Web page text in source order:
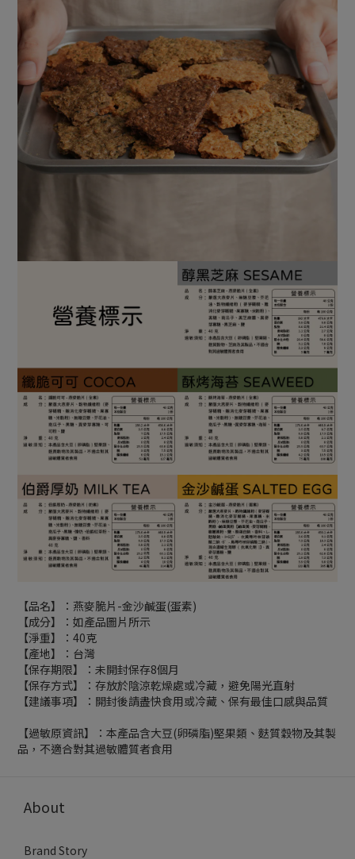
【品名】：燕麥脆片-金沙鹹蛋(蛋素)
【成分】：如產品圖片所示
【淨重】：40克
【產地】：台灣
【保存期限】：未開封保存8個月
【保存方式】：存放於陰涼乾燥處或冷藏，避免陽光直射
【建議事項】：開封後請盡快食用或冷藏、保有最佳口感與品質
【過敏原資訊】：本產品含大豆(卵磷脂)堅果類、麩質穀物及其製
品，不適合對其過敏體質者食用
About
Brand Story